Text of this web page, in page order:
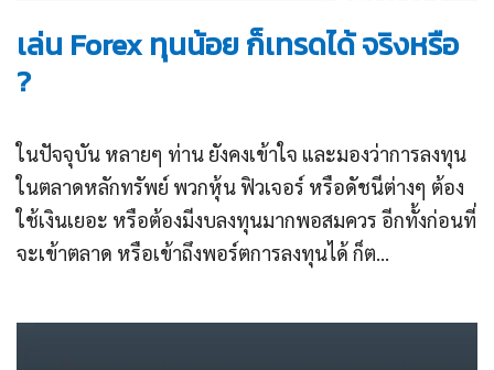
เล่น Forex ทุนน้อย ก็เทรดได้ จริงหรือ
?
ในปัจจุบัน หลายๆ ท่าน ยังคงเข้าใจ และมองว่าการลงทุน
ในตลาดหลักทรัพย์ พวกหุ้น ฟิวเจอร์ หรือดัชนีต่างๆ ต้อง
ใช้เงินเยอะ หรือต้องมีงบลงทุนมากพอสมควร อีกทั้งก่อนที่
จะเข้าตลาด หรือเข้าถึงพอร์ตการลงทุนได้ ก็ต...